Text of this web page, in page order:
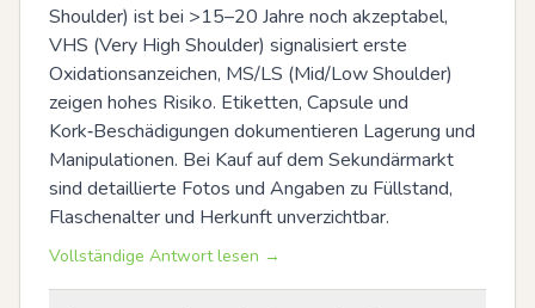
Shoulder) ist bei >15–20 Jahre noch akzeptabel,
VHS (Very High Shoulder) signalisiert erste
Oxidationsanzeichen, MS/LS (Mid/Low Shoulder)
zeigen hohes Risiko. Etiketten, Capsule und
Kork‑Beschädigungen dokumentieren Lagerung und
Manipulationen. Bei Kauf auf dem Sekundärmarkt
sind detaillierte Fotos und Angaben zu Füllstand,
Flaschenalter und Herkunft unverzichtbar.
Vollständige Antwort lesen →